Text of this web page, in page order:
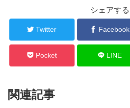
シェアする
Twitter Facebook
Pocket LINE
関連記事